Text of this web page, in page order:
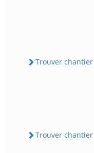
Trouver
Trouver chantier